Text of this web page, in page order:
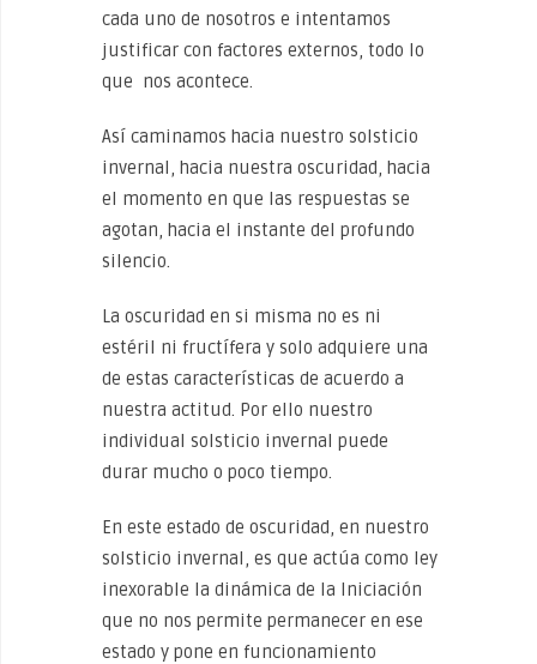
cada uno de nosotros e intentamos
justificar con factores externos, todo lo
que nos acontece.
Así caminamos hacia nuestro solsticio
invernal, hacia nuestra oscuridad, hacia
el momento en que las respuestas se
agotan, hacia el instante del profundo
silencio.
La oscuridad en si misma no es ni
estéril ni fructífera y solo adquiere una
de estas características de acuerdo a
nuestra actitud. Por ello nuestro
individual solsticio invernal puede
durar mucho o poco tiempo.
En este estado de oscuridad, en nuestro
solsticio invernal, es que actúa como ley
inexorable la dinámica de la Iniciación
que no nos permite permanecer en ese
estado y pone en funcionamiento